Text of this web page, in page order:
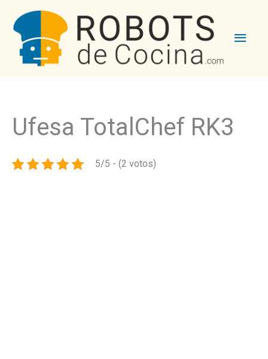
Ufesa TotalChef RK3
5/5 - (2 votos)